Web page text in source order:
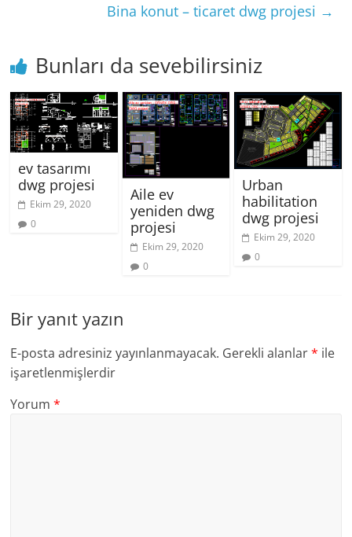
Bina konut – ticaret dwg projesi →
Bunları da sevebilirsiniz
ev tasarımı
dwg projesi
Ekim 29, 2020
0
Aile ev
yeniden dwg
projesi
Ekim 29, 2020
0
Urban
habilitation
dwg projesi
Ekim 29, 2020
0
Bir yanıt yazın
E-posta adresiniz yayınlanmayacak. Gerekli alanlar* ile
işaretlenmişlerdir
Yorum*